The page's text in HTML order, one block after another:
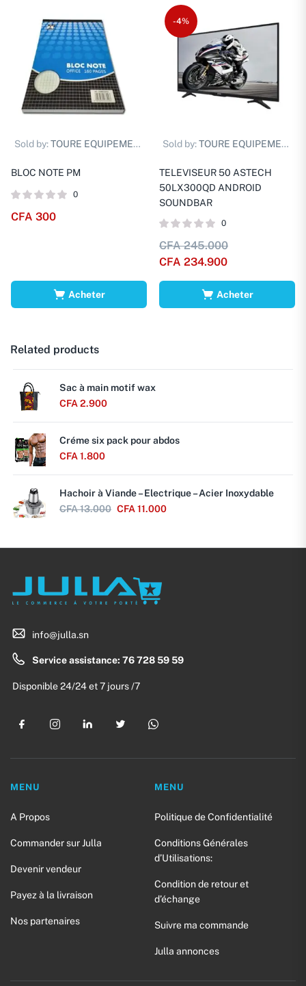
Sold by:TOURE EQUIPEMENTS D.
BLOC NOTE PM
0
CFA 300
Acheter
-4%
Sold by:TOURE EQUIPEMENTS D.
TELEVISEUR 50 ASTECH
50LX300QD ANDROID
SOUNDBAR
0
CFA245.000
CFA 234.900
Acheter
Related products
Sac à main motif wax
CFA 2.900
Créme six pack pour abdos
CFA 1.800
Hachoir à Viande – Electrique – Acier Inoxydable
CFA13.000 CFA 11.000
info@julla.sn
Service assistance: 76 728 59 59
Disponible 24/24 et 7 jours /7
MENU
A Propos
Commander sur Julla
Devenir vendeur
Payez à la livraison
Nos partenaires
MENU
Politique de Confidentialité
Conditions Générales
d’Utilisations:
Condition de retour et
d’échange
Suivre ma commande
Julla annonces